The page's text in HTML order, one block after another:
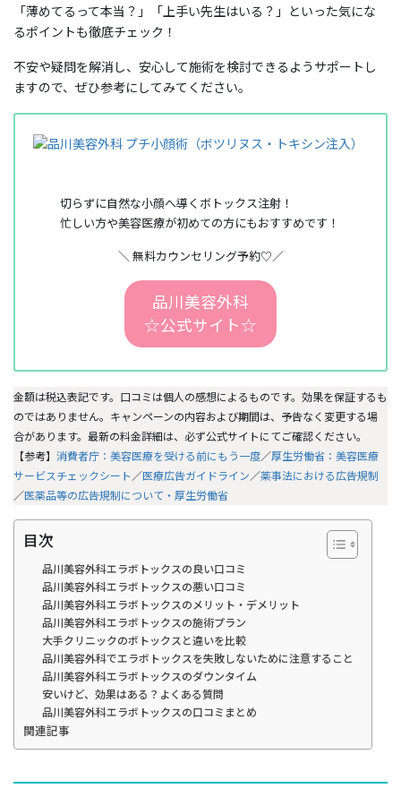
「薄めてるって本当？」「上手い先生はいる？」といった気にな
るポイントも徹底チェック！
不安や疑問を解消し、安心して施術を検討できるようサポートし
ますので、ぜひ参考にしてみてください。
切らずに自然な小顔へ導くボトックス注射！
忙しい方や美容医療が初めての方にもおすすめです！
＼ 無料カウンセリング予約♡／
品川美容外科
☆公式サイト☆
金額は税込表記です。口コミは個人の感想によるものです。効果を保証するも
のではありません。キャンペーンの内容および期間は、予告なく変更する場
合があります。最新の料金詳細は、必ず公式サイトにてご確認ください。
【参考】 消費者庁：美容医療を受ける前にもう一度／厚生労働省：美容医療
サービスチェックシート ／医療広告ガイドライン／薬事法における広告規制
／医薬品等の広告規制について・厚生労働省
目次
品川美容外科エラボトックスの良い口コミ
品川美容外科エラボトックスの悪い口コミ
品川美容外科エラボトックスのメリット・デメリット
品川美容外科エラボトックスの施術プラン
大手クリニックのボトックスと違いを比較
品川美容外科でエラボトックスを失敗しないために注意すること
品川美容外科エラボトックスのダウンタイム
安いけど、効果はある？よくある質問
品川美容外科エラボトックスの口コミまとめ
関連記事